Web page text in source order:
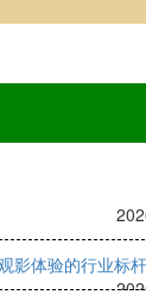
影体验的行业标杆